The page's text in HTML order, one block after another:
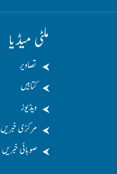
ملٹی میڈیا
تصاویر
کتابیں
ویڈیوز
مرکزی خبریں
صوبائی خبریں